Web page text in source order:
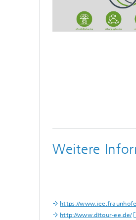
Weitere
https://
http://www.ditour-ee.de/